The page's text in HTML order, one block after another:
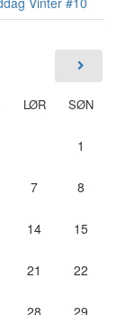
LØR SØN
1
7 8
14 15
21 22
28 29